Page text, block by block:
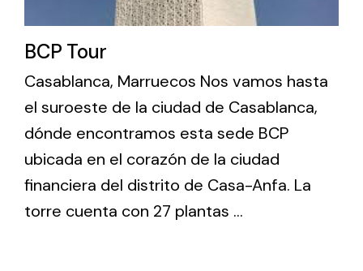
BCP Tour
Casablanca, Marruecos Nos vamos hasta
el suroeste de la ciudad de Casablanca,
dónde encontramos esta sede BCP
ubicada en el corazón de la ciudad
financiera del distrito de Casa-Anfa. La
torre cuenta con 27 plantas ...